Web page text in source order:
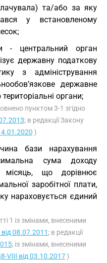
та/або за яку
у встановленому
- центральний орган
державну податкову
з адміністрування
державне
органи;
пунктом 3-1 згідно
; в редакції Закону
)
бази нарахування
сума доходу
місяць, що дорівнює
заробітної плати,
нараховується єдиний
1 із змінами, внесеними
08.07.2011 ; в редакції
; із змінами, внесеними
VIII від 03.10.2017)